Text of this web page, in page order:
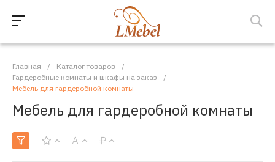
Главная / Каталог товаров
/
Гардеробные комнаты и шкафы на заказ
/
Мебель для гардеробной комнаты
Мебель для гардеробной комнаты